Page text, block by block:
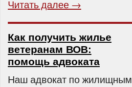
Читать далее →
Как получить жилье
ветеранам ВОВ:
помощь адвоката
Наш адвокат по жилищным